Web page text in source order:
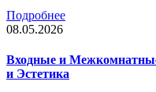
Подробнее
08.05.2026
Входные и
и Эстетика